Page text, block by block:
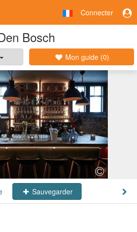
Connecter
Bosch
Mon guide (0)
Sauvegarder